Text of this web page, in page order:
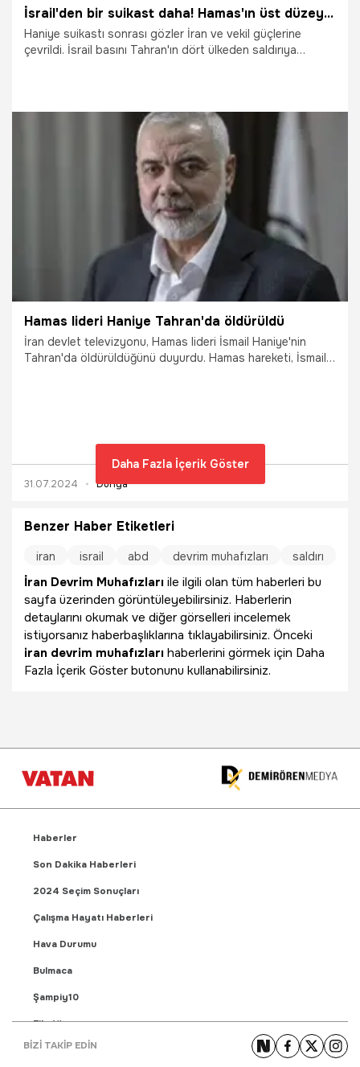
İsrail'den bir suikast daha! Hamas'ın üst düzey ismine hava saldırısı
Haniye suikastı sonrası gözler İran ve vekil güçlerine
çevrildi. İsrail basını Tahran'ın dört ülkeden saldırıya
ordusu ise Batı Şeria'da Hamas'ın üst düzey ismine suikast
Hamas lideri Haniye Tahran'da öldürüldü
İran devlet televizyonu, Hamas lideri İsmail Haniye'nin
Tahran'da öldürüldüğünü duyurdu. Hamas hareketi, İsmail
31.07.2024 Dünya
Daha Fazla İçerik Göster
Benzer Haber Etiketleri
iran israil abd devrim muhafızları saldırı
İran Devrim Muhafızları ile ilgili olan tüm haberleri bu
sayfa üzerinden görüntüleyebilirsiniz. Haberlerin
detaylarını okumak ve diğer görselleri incelemek
istiyorsanız haberbaşlıklarına tıklayabilirsiniz. Önceki
iran devrim muhafızları haberlerini görmek için Daha
Fazla İçerik Göster butonunu kullanabilirsiniz.
Haberler
Son Dakika Haberleri
2024 Seçim Sonuçları
Çalışma Hayatı Haberleri
Hava Durumu
Bulmaca
Şampiy10
Fikstür
Puan Durumu
BİZİ TAKİP EDİN